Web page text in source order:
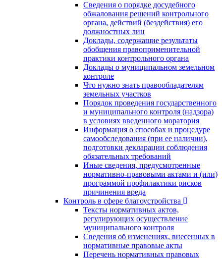
Сведения о порядке досудебного
обжалования решений контрольного
органа, действий (бездействия) его
должностных лиц
Доклады, содержащие результаты
обобщения правоприменительной
практики контрольного органа
Доклады о муниципальном земельном
контроле
Что нужно знать правообладателям
земельных участков
Порядок проведения государственного
и муниципального контроля (надзора)
в условиях введенного моратория
Информация о способах и процедуре
самообследования (при ее наличии),
подготовки декларации соблюдения
обязательных требований
Иные сведения, предусмотренные
нормативно-правовыми актами и (или)
программой профилактики рисков
причинения вреда
Контроль в сфере благоустройства
Тексты нормативных актов,
регулирующих осуществление
муниципального контроля
Сведения об изменениях, внесенных в
нормативные правовые акты
Перечень нормативных правовых